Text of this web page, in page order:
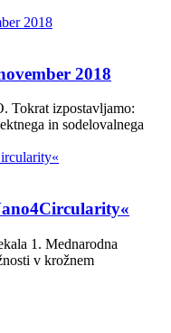
2018
Tokrat izpostavljamo:
in sodelovalnega
1. Mednarodna
v krožnem